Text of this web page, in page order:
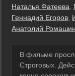
Наталья Фатеева
Геннадий Егоров
Анатолий Ромашин
В фильме
Строговых.